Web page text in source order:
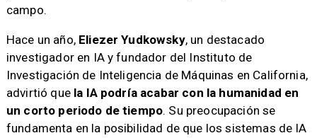
campo.
Hace un año, Eliezer Yudkowsky, un destacado
investigador en IA y fundador del Instituto de
Investigación de Inteligencia de Máquinas en California,
advirtió que la IA podría acabar con la humanidad en
un corto periodo de tiempo. Su preocupación se
fundamenta en la posibilidad de que los sistemas de IA